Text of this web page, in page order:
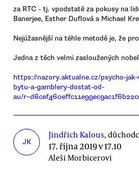
za RTC - tj. vpodstatě za pokusy na
Banerjee, Esther Duflová a Michael
Nejúžasnější na téhle metodě je, že
Jedna z těch velmi zasloužených
https://nazory.aktualne.cz/psycho-
bytu-a-gamblery-dostat-od-
au/
JK
Jindřich Kalous,
17. října 2019 v 17.10
Aleši Morbicerovi